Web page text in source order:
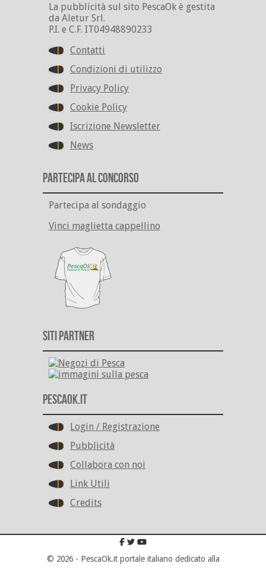
La pubblicità sul sito PescaOk è gestita
da Aletur Srl.
P.I. e C.F. IT04948890233
Contatti
Condizioni di utilizzo
Privacy Policy
Cookie Policy
Iscrizione Newsletter
News
Partecipa al Concorso
Partecipa al sondaggio
Vinci maglietta cappellino
Siti Partner
PescaOk.it
Login / Registrazione
Pubblicità
Collabora con noi
Link Utili
Credits
© 2026 - PescaOk.it portale italiano dedicato alla